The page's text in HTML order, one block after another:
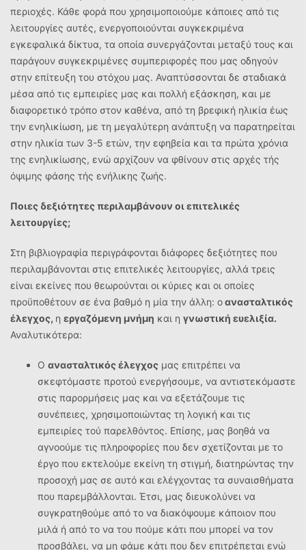
περιοχές. Κάθε φορά που χρησιμοποιούμε κάποιες από τις
λειτουργίες αυτές, ενεργοποιούνται συγκεκριμένα
εγκεφαλικά δίκτυα, τα οποία συνεργάζονται μεταξύ τους και
παράγουν συγκεκριμένες συμπεριφορές που μας οδηγούν
στην επίτευξη του στόχου μας. Αναπτύσσονται δε σταδιακά
μέσα από τις εμπειρίες μας και πολλή εξάσκηση, και με
διαφορετικό τρόπο στον καθένα, από τη βρεφική ηλικία έως
την ενηλικίωση, με τη μεγαλύτερη ανάπτυξη να παρατηρείται
στην ηλικία των 3-5 ετών, την εφηβεία και τα πρώτα χρόνια
της ενηλικίωσης, ενώ αρχίζουν να φθίνουν στις αρχές τής
όψιμης φάσης τής ενήλικης ζωής.
Ποιες δεξιότητες περιλαμβάνουν οι επιτελικές
λειτουργίες;
Στη βιβλιογραφία περιγράφονται διάφορες δεξιότητες που
περιλαμβάνονται στις επιτελικές λειτουργίες, αλλά τρεις
είναι εκείνες που θεωρούνται οι κύριες και οι οποίες
προϋποθέτουν σε ένα βαθμό η μία την άλλη: οανασταλτικός
έλεγχος, η εργαζόμενη μνήμη και η γνωστική ευελιξία.
Αναλυτικότερα:
Ο ανασταλτικός έλεγχος μας επιτρέπει να
σκεφτόμαστε προτού ενεργήσουμε, να αντιστεκόμαστε
στις παρορμήσεις μας και να εξετάζουμε τις
συνέπειες, χρησιμοποιώντας τη λογική και τις
εμπειρίες τού παρελθόντος. Επίσης, μας βοηθά να
αγνοούμε τις πληροφορίες που δεν σχετίζονται με το
έργο που εκτελούμε εκείνη τη στιγμή, διατηρώντας την
προσοχή μας σε αυτό και ελέγχοντας τα συναισθήματα
που παρεμβάλλονται. Έτσι, μας διευκολύνει να
συγκρατηθούμε από το να διακόψουμε κάποιον που
μιλά ή από το να του πούμε κάτι που μπορεί να τον
προσβάλει, να μη φάμε κάτι που δεν επιτρέπεται ενώ